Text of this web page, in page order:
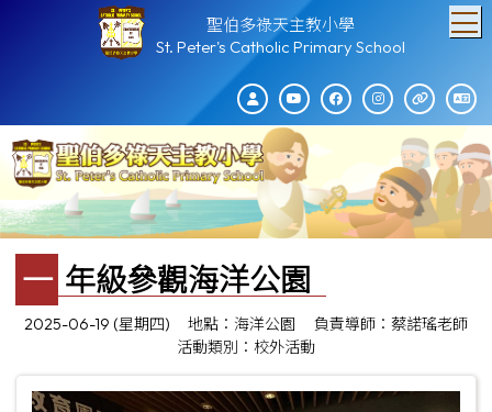
聖伯多祿天主教小學
St. Peter's Catholic Primary School
一年級參觀海洋公園
2025-06-19 (星期四) 地點：海洋公園
負責導師：蔡諾瑤老師
活動類別：校外活動